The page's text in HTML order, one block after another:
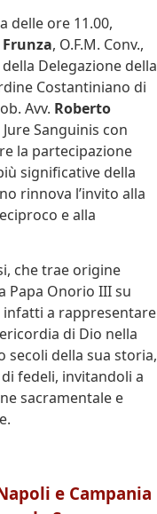
delle ore 11.00,
, O.F.M. Conv.,
Delegazione della
Costantiniano di
Avv. Roberto
Sanguinis con
la partecipazione
significative della
rinnova l’invito alla
e alla
che trae origine
Papa Onorio III su
infatti a rappresentare
di Dio nella
secoli della sua storia,
fedeli, invitandoli a
sacramentale e
e Campania